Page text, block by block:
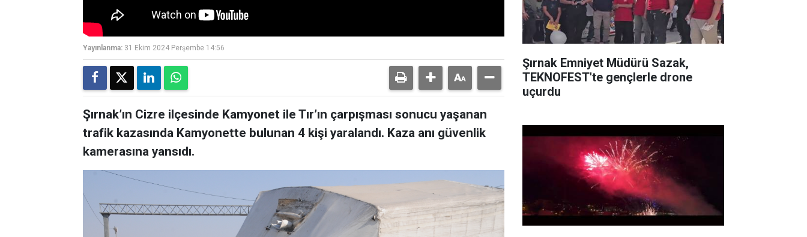
Yayınlanma: 31 Ekim 2024 Perşembe 14:56
Şırnak’ın Cizre ilçesinde Kamyonet ile Tır’ın çarpışması sonucu yaşanan
trafik kazasında Kamyonette bulunan 4 kişi yaralandı. Kaza anı güvenlik
kamerasına yansıdı.
Şırnak Emniyet Müdürü Sazak,
TEKNOFEST'te gençlerle drone
uçurdu